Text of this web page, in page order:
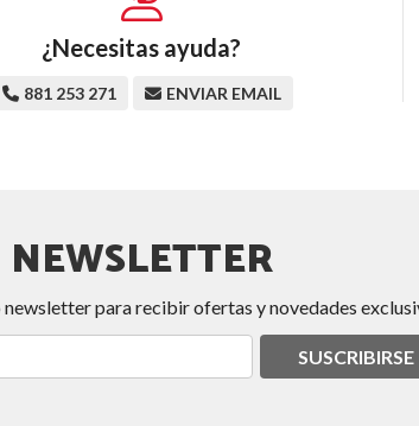
¿Necesitas ayuda?
881 253 271 ENVIAR EMAIL
NEWSLETTER
para recibir ofertas y novedades
SUSCRIBIRSE